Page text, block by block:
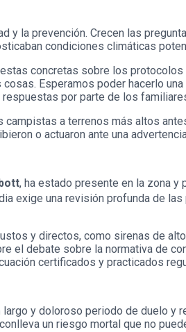
la prevención. Crecen las
condiciones climáticas
concretas sobre los
Esperamos poder hacerlo
por parte de los
a terrenos más altos
o actuaron ante una
, ha estado presente en la zona y
exige una revisión profunda de
y directos, como sirenas de
el debate sobre la normativa de
certificados y practicados
largo y doloroso periodo de duelo y
un riesgo mortal que no